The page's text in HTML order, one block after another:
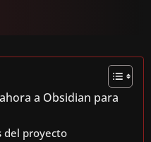
a Obsidian para
del proyecto